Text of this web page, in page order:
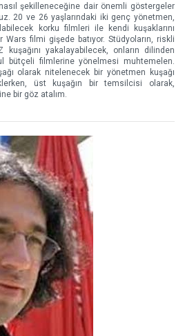
nasıl şekilleneceğine dair önemli göstergeler
20 ve 26 yaşlarındaki iki genç yönetmen,
korku filmleri ile kendi kuşaklarını
filmi gişede batıyor. Stüdyoların, riskli
yakalayabilecek, onların dilinden
bütçeli filmlerine yönelmesi muhtemelen.
olarak nitelenecek bir yönetmen kuşağı
üst kuşağın bir temsilcisi olarak,
bir göz atalım.